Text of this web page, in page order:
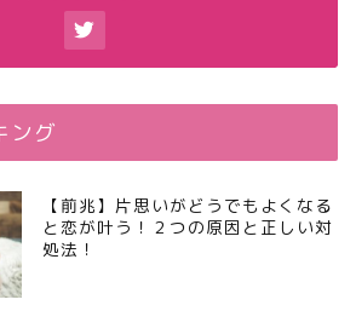
ング
【前兆】片思いがどうでもよくなる
と恋が叶う！２つの原因と正しい対
処法！